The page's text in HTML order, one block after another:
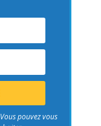
pouvez vous